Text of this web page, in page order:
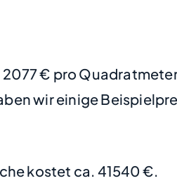
€ pro
wir einige
kostet ca. 41540 €.